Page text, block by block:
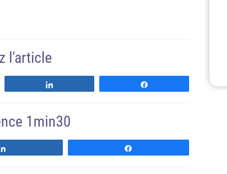
l'article
1min30